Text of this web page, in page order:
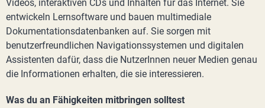
Videos, interaktiven CDs und Inhalten für das Internet. Sie
entwickeln Lernsoftware und bauen multimediale
Dokumentationsdatenbanken auf. Sie sorgen mit
benutzerfreundlichen Navigationssystemen und digitalen
Assistenten dafür, dass die NutzerInnen neuer Medien genau
die Informationen erhalten, die sie interessieren.
Was du an Fähigkeiten mitbringen solltest